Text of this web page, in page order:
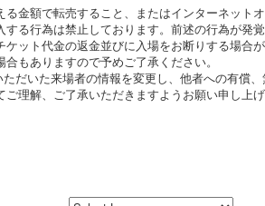
金額で転売すること、またはインターネット
る行為は禁止しております。前述の行為が発
ット代金の返金並びに入場をお断りする場合
もありますので予めご了承ください。
だいた来場者の情報を変更し、他者への有償
理解、ご了承いただきますようお願い申し上げ